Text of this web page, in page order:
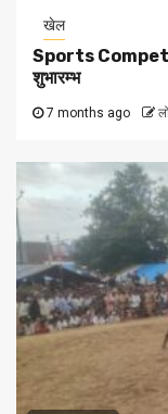
खेल
Sports
शुभारम्भ
7 months ago